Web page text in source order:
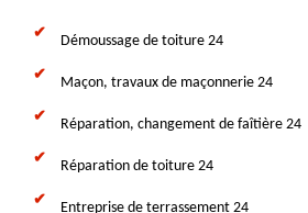
Démoussage de toiture 24
Maçon, travaux de maçonnerie 24
Réparation, changement de faîtière 24
Réparation de toiture 24
Entreprise de terrassement 24